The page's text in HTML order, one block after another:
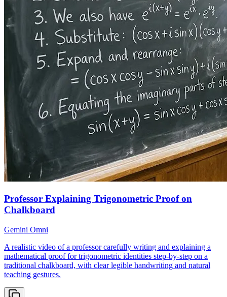
Professor Explaining Trigonometric Proof on
Chalkboard
Gemini Omni
A realistic video of a professor carefully writing and explaining a
mathematical proof for trigonometric identities step-by-step on a
traditional chalkboard, with clear legible handwriting and natural
teaching gestures.